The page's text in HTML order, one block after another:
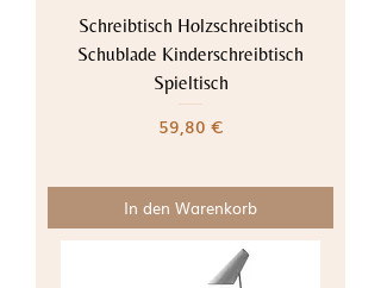
Schreibtisch Holzschreibtisch
Schublade Kinderschreibtisch
Spieltisch
Preis
59,80 €
In den Warenkorb